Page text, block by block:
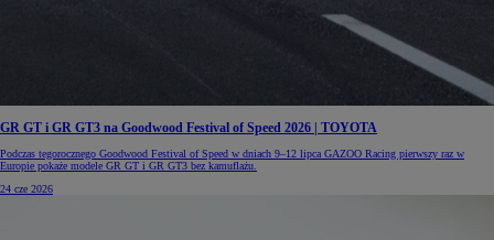
GR GT i GR GT3 na Goodwood Festival of Speed 2026 | TOYOTA
Podczas tegorocznego Goodwood Festival of Speed w dniach 9–12 lipca GAZOO Racing pierwszy raz w
Europie pokaże modele GR GT i GR GT3 bez kamuflażu.
24 cze 2026